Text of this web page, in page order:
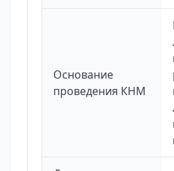
Основание
проведения КНМ